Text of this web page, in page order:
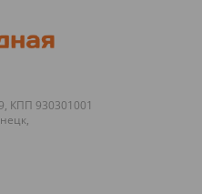
КПП 930301001